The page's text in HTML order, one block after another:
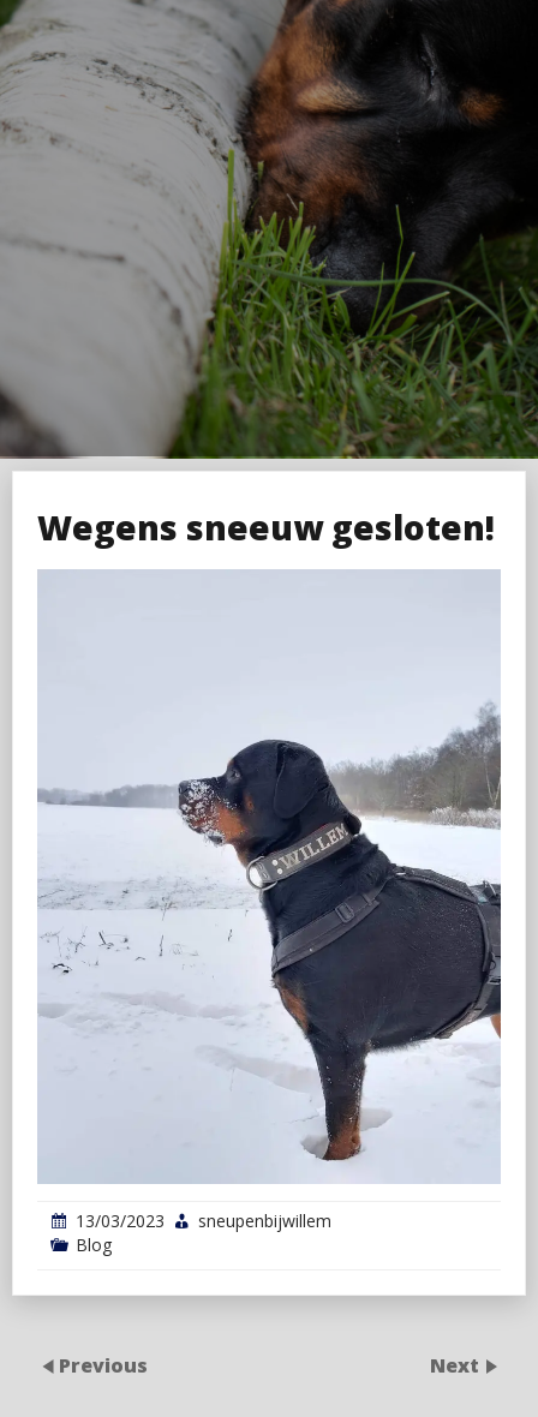
Wegens sneeuw gesloten!
13/03/2023
sneupenbijwillem
Blog
Previous Next